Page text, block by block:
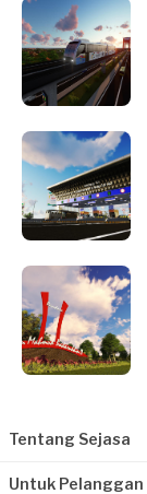
Tentang Sejasa
Untuk Pelanggan